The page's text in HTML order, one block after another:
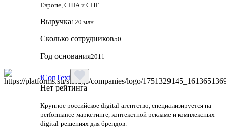
Европе, США и СНГ.
Выручка120 млн
Сколько сотрудников50
Год основания2011
iConText
Нет рейтинга
Крупное российское digital-агентство, специализируется на
performance-маркетинге, контекстной рекламе и комплексных
digital-решениях для брендов.